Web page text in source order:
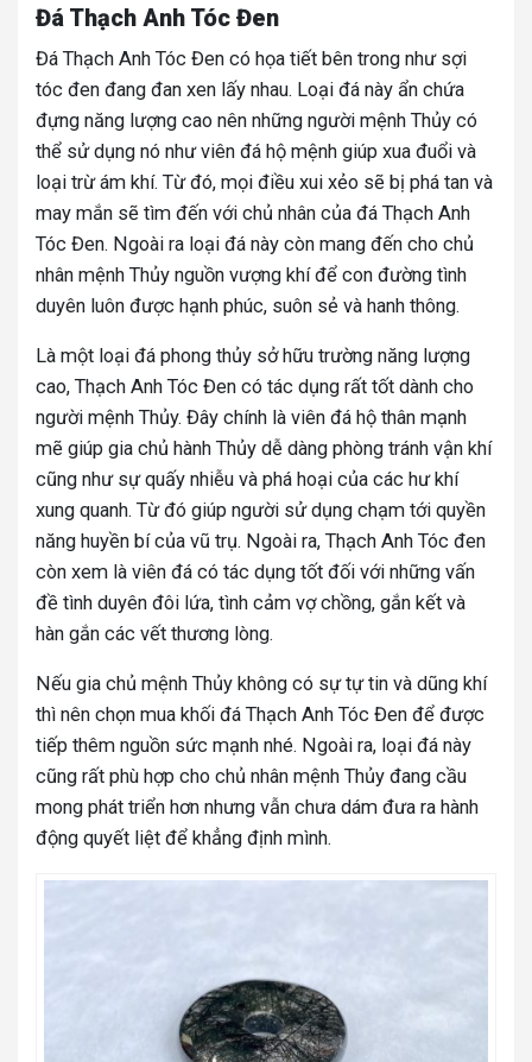
Đá Thạch Anh Tóc Đen
Đá Thạch Anh Tóc Đen có họa tiết bên trong như sợi
tóc đen đang đan xen lấy nhau. Loại đá này ẩn chứa
đựng năng lượng cao nên những người mệnh Thủy có
thể sử dụng nó như viên đá hộ mệnh giúp xua đuổi và
loại trừ ám khí. Từ đó, mọi điều xui xẻo sẽ bị phá tan và
may mắn sẽ tìm đến với chủ nhân của đá Thạch Anh
Tóc Đen. Ngoài ra loại đá này còn mang đến cho chủ
nhân mệnh Thủy nguồn vượng khí để con đường tình
duyên luôn được hạnh phúc, suôn sẻ và hanh thông.
Là một loại đá phong thủy sở hữu trường năng lượng
cao, Thạch Anh Tóc Đen có tác dụng rất tốt dành cho
người mệnh Thủy. Đây chính là viên đá hộ thân mạnh
mẽ giúp gia chủ hành Thủy dễ dàng phòng tránh vận khí
cũng như sự quấy nhiễu và phá hoại của các hư khí
xung quanh. Từ đó giúp người sử dụng chạm tới quyền
năng huyền bí của vũ trụ. Ngoài ra, Thạch Anh Tóc đen
còn xem là viên đá có tác dụng tốt đối với những vấn
đề tình duyên đôi lứa, tình cảm vợ chồng, gắn kết và
hàn gắn các vết thương lòng.
Nếu gia chủ mệnh Thủy không có sự tự tin và dũng khí
thì nên chọn mua khối đá Thạch Anh Tóc Đen để được
tiếp thêm nguồn sức mạnh nhé. Ngoài ra, loại đá này
cũng rất phù hợp cho chủ nhân mệnh Thủy đang cầu
mong phát triển hơn nhưng vẫn chưa dám đưa ra hành
động quyết liệt để khẳng định mình.